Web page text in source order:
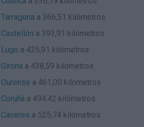
Tarragona a 366,51 kilómetros
Castellón a 393,91 kilómetros
Lugo a 425,91 kilómetros
Girona a 438,59 kilómetros
Ourense a 461,00 kilómetros
Coruña a 494,42 kilómetros
Cáceres a 525,74 kilómetros